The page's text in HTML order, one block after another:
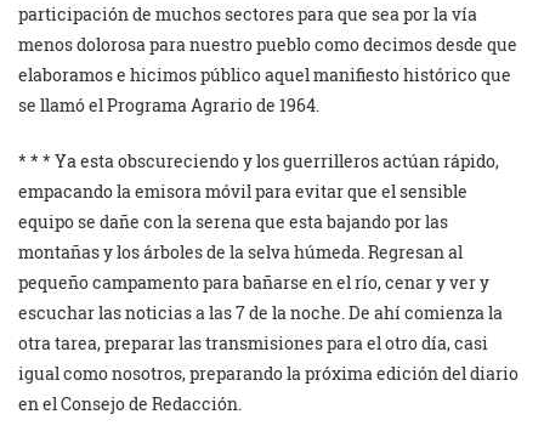
participación de muchos sectores para que sea por la vía
menos dolorosa para nuestro pueblo como decimos desde que
elaboramos e hicimos público aquel manifiesto histórico que
se llamó el Programa Agrario de 1964.
* * * Ya esta obscureciendo y los guerrilleros actúan rápido,
empacando la emisora móvil para evitar que el sensible
equipo se dañe con la serena que esta bajando por las
montañas y los árboles de la selva húmeda. Regresan al
pequeño campamento para bañarse en el río, cenar y ver y
escuchar las noticias a las 7 de la noche. De ahí comienza la
otra tarea, preparar las transmisiones para el otro día, casi
igual como nosotros, preparando la próxima edición del diario
en el Consejo de Redacción.